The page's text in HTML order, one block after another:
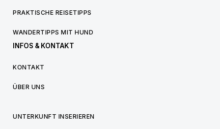
PRAKTISCHE REISETIPPS
WANDERTIPPS MIT HUND
INFOS & KONTAKT
KONTAKT
ÜBER UNS
UNTERKUNFT INSERIEREN